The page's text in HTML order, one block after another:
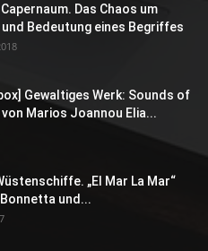
Das Chaos um
Bedeutung eines Begriffes
Gewaltiges Werk: Sounds of
Marios Joannou Elia...
„El Mar La Mar“
und...